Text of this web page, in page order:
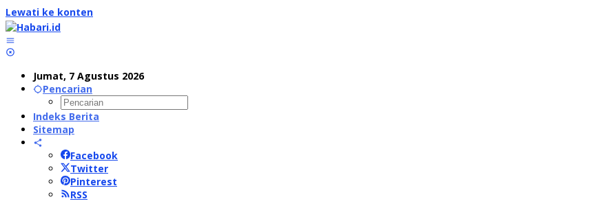
Lewati ke konten
Jumat, 7 Agustus 2026
Pencarian
Indeks Berita
Sitemap
Facebook
Twitter
Pinterest
RSS